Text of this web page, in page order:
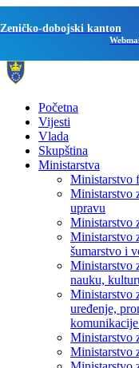
Zeničko-dobojski kanton
Početna
Vijesti
Vlada
Skupština
Ministarstva
Ministarstvo
Ministarstvo
upravu
Ministarstvo
Ministarstvo
šumarstvo i
Ministarstvo
nauku,
Ministarstvo
uređenje,
Ministarstvo
Ministarstvo